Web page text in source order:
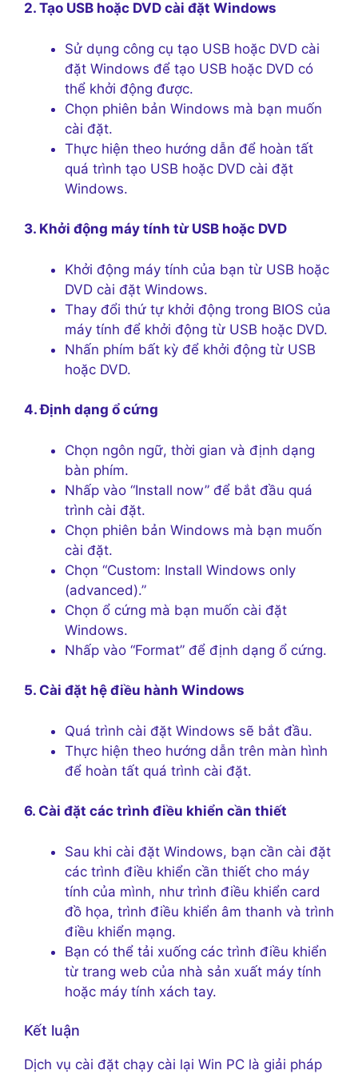
2. Tạo USB hoặc DVD cài đặt Windows
Sử dụng công cụ tạo USB hoặc DVD cài
đặt Windows để tạo USB hoặc DVD có
thể khởi động được.
Chọn phiên bản Windows mà bạn muốn
cài đặt.
Thực hiện theo hướng dẫn để hoàn tất
quá trình tạo USB hoặc DVD cài đặt
Windows.
3. Khởi động máy tính từ USB hoặc DVD
Khởi động máy tính của bạn từ USB hoặc
DVD cài đặt Windows.
Thay đổi thứ tự khởi động trong BIOS của
máy tính để khởi động từ USB hoặc DVD.
Nhấn phím bất kỳ để khởi động từ USB
hoặc DVD.
4. Định dạng ổ cứng
Chọn ngôn ngữ, thời gian và định dạng
bàn phím.
Nhấp vào “Install now” để bắt đầu quá
trình cài đặt.
Chọn phiên bản Windows mà bạn muốn
cài đặt.
Chọn “Custom: Install Windows only
(advanced).”
Chọn ổ cứng mà bạn muốn cài đặt
Windows.
Nhấp vào “Format” để định dạng ổ cứng.
5. Cài đặt hệ điều hành Windows
Quá trình cài đặt Windows sẽ bắt đầu.
Thực hiện theo hướng dẫn trên màn hình
để hoàn tất quá trình cài đặt.
6. Cài đặt các trình điều khiển cần thiết
Sau khi cài đặt Windows, bạn cần cài đặt
các trình điều khiển cần thiết cho máy
tính của mình, như trình điều khiển card
đồ họa, trình điều khiển âm thanh và trình
điều khiển mạng.
Bạn có thể tải xuống các trình điều khiển
từ trang web của nhà sản xuất máy tính
hoặc máy tính xách tay.
Kết luận
Dịch vụ cài đặt chạy cài lại Win PC là giải pháp